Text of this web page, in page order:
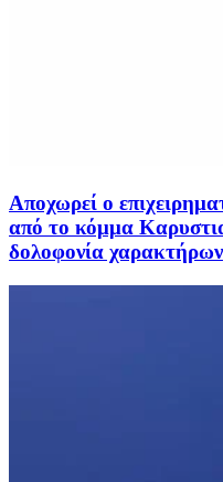
Αποχωρεί ο
από το κόμμα
δολοφονία χαρακτήρων